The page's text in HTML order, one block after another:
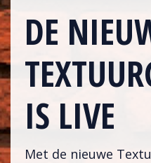
DE
IS LIVE
Met de nieuwe